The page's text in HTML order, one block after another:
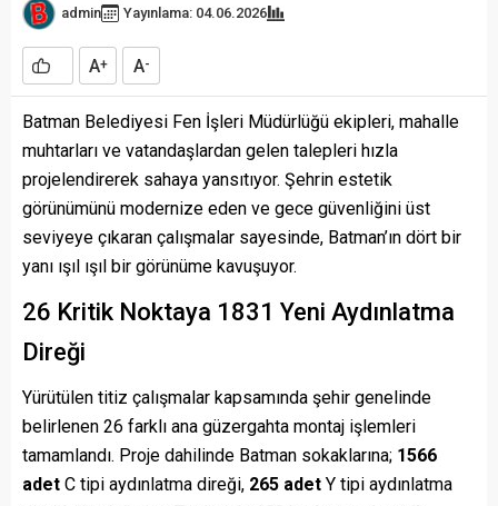
admin Yayınlama: 04.06.2026
A+ A-
Batman Belediyesi Fen İşleri Müdürlüğü ekipleri, mahalle
muhtarları ve vatandaşlardan gelen talepleri hızla
projelendirerek sahaya yansıtıyor. Şehrin estetik
görünümünü modernize eden ve gece güvenliğini üst
seviyeye çıkaran çalışmalar sayesinde, Batman’ın dört bir
yanı ışıl ışıl bir görünüme kavuşuyor.
26 Kritik Noktaya 1831 Yeni Aydınlatma
Direği
Yürütülen titiz çalışmalar kapsamında şehir genelinde
belirlenen 26 farklı ana güzergahta montaj işlemleri
tamamlandı. Proje dahilinde Batman sokaklarına; 1566
adet C tipi aydınlatma direği, 265 adet Y tipi aydınlatma